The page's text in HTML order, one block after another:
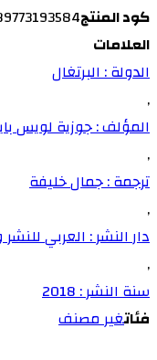
كود المنتج
العلامات
الدولة : البرتغال
,
المؤلف : جوزية لويس
,
ترجمة : جمال خليفة
,
دار النشر : العربي للنشر
,
سنة النشر : 2018
فئاتغير مصنف